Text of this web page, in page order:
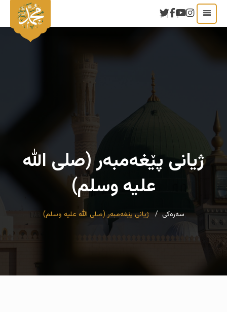
ژیانی پێغەمبەر (صلی الله
علیه وسلم)
ژیانی پێغەمبەر (صلی الله علیه وسلم) سەرەکی